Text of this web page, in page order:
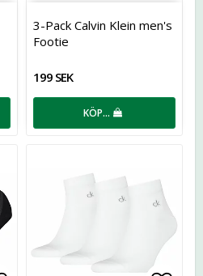
Lägg till i favoritlistan
3-Pack Calvin Klein men's
Footie
199 SEK
KÖP…